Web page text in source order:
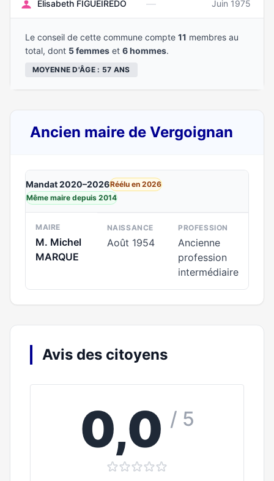
Elisabeth FIGUEIREDO — Juin 1975
Le conseil de cette commune compte 11 membres au
total, dont 5 femmes et 6 hommes.
MOYENNE D'ÂGE : 57 ANS
Ancien maire de Vergoignan
Mandat 2020–2026Réélu en 2026
Même maire depuis 2014
MAIRE
M. Michel
MARQUE
NAISSANCE
Août 1954
PROFESSION
Ancienne
profession
intermédiaire
Avis des citoyens
0,0 / 5